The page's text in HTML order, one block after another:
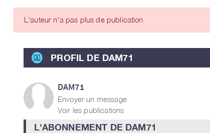
ARTICLES DES MEMBRES
PROFIL DE DAM71
DAM71
Envoyer un message
Voir les publications
L'ABONNEMENT DE DAM71
L'auteur n'a pas plus de publication